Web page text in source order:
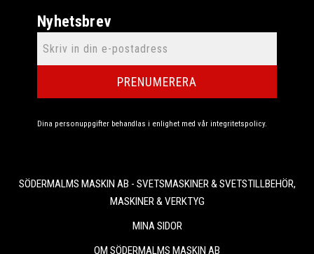
Nyhetsbrev
PRENUMERERA
Dina personuppgifter behandlas i enlighet med vår integritetspolicy.
SÖDERMALMS MASKIN AB - SVETSMASKINER & SVETSTILLBEHÖR,
MASKINER & VERKTYG
MINA SIDOR
OM SÖDERMALMS MASKIN AB